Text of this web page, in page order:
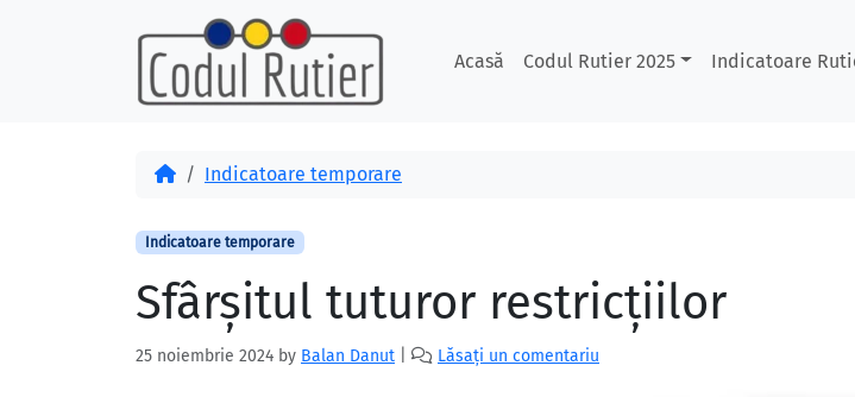
Acasă Codul Rutier 2025 Indicatoare
AcasăIndicatoare temporare
Indicatoare temporare
Sfârșitul tuturor restricțiilor
25 noiembrie 2024 by Balan Danut Lăsați un comentariu